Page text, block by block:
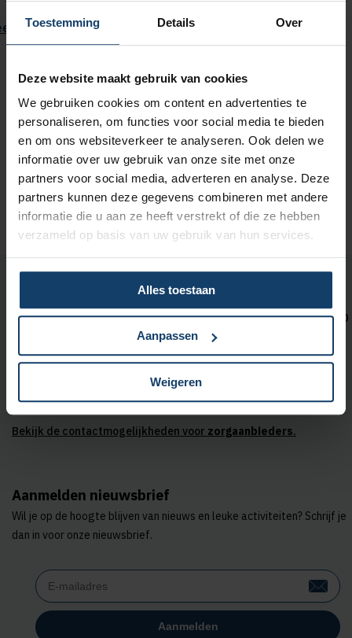
Toestemming Details Over
Deze website maakt gebruik van cookies
We gebruiken cookies om content en advertenties te
personaliseren, om functies voor social media te bieden
en om ons websiteverkeer te analyseren. Ook delen we
informatie over uw gebruik van onze site met onze
partners voor social media, adverteren en analyse. Deze
partners kunnen deze gegevens combineren met andere
informatie die u aan ze heeft verstrekt of die ze hebben
verzameld op basis van uw gebruik van hun services.
Alles toestaan
Aanpassen
Weigeren
voor
Heb je nog vragen?
Voor meer informatie of vragen over de
kwaliteitsnormen van ziekenhuizen kun je contact
opnemen metSalland ZorgAdviesvia
telefoonnummer (0570) 68 74 70. Onze deskundige
medewerkers helpen je graag verder.
Neem contact met ons op
Wij zijn bereikbaar op maandag t/m vrijdag tussen 08:00 en 18:00
kun je ons bereiken
Bekijk de contactmogelijkheden voor zorgaanbieders.
Aanmelden nieuwsbrief
Wil je op de hoogte blijven van nieuws en leuke activiteiten? Schrijf je
dan in voor onze nieuwsbrief.